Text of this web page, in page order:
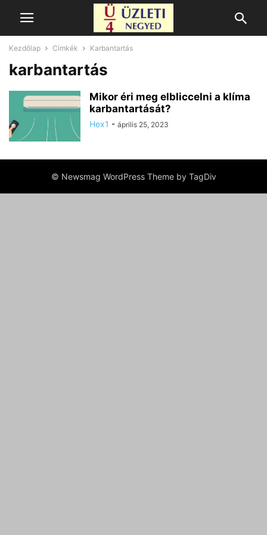
Kezdőlap Címkék Karbantartás
karbantartás
Mikor éri meg elbliccelni a klíma
karbantartását?
Hex1 - április 25, 2023
© Newsmag WordPress Theme by TagDiv